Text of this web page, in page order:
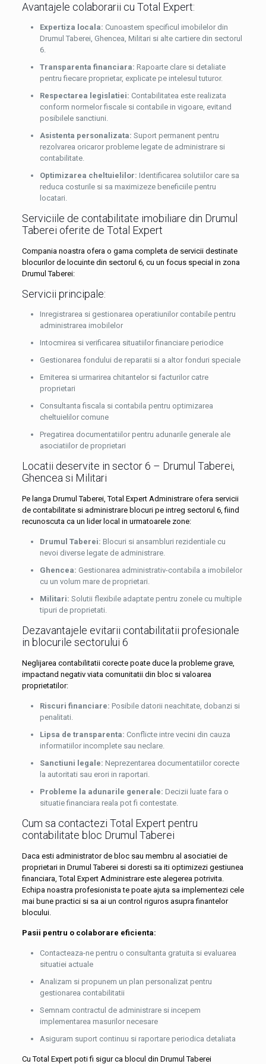
Avantajele colaborarii cu Total Expert:
Expertiza locala: Cunoastem specificul imobilelor din
Drumul Taberei, Ghencea, Militari si alte cartiere din sectorul
6.
Transparenta financiara: Rapoarte clare si detaliate
pentru fiecare proprietar, explicate pe intelesul tuturor.
Respectarea legislatiei: Contabilitatea este realizata
conform normelor fiscale si contabile in vigoare, evitand
posibilele sanctiuni.
Asistenta personalizata: Suport permanent pentru
rezolvarea oricaror probleme legate de administrare si
contabilitate.
Optimizarea cheltuielilor: Identificarea solutiilor care sa
reduca costurile si sa maximizeze beneficiile pentru
locatari.
Serviciile de contabilitate imobiliare din Drumul
Taberei oferite de Total Expert
Compania noastra ofera o gama completa de servicii destinate
blocurilor de locuinte din sectorul 6, cu un focus special in zona
Drumul Taberei:
Servicii principale:
Inregistrarea si gestionarea operatiunilor contabile pentru
administrarea imobilelor
Intocmirea si verificarea situatiilor financiare periodice
Gestionarea fondului de reparatii si a altor fonduri speciale
Emiterea si urmarirea chitantelor si facturilor catre
proprietari
Consultanta fiscala si contabila pentru optimizarea
cheltuielilor comune
Pregatirea documentatiilor pentru adunarile generale ale
asociatiilor de proprietari
Locatii deservite in sector 6 – Drumul Taberei,
Ghencea si Militari
Pe langa Drumul Taberei, Total Expert Administrare ofera servicii
de contabilitate si administrare blocuri pe intreg sectorul 6, fiind
recunoscuta ca un lider local in urmatoarele zone:
Drumul Taberei: Blocuri si ansambluri rezidentiale cu
nevoi diverse legate de administrare.
Ghencea: Gestionarea administrativ-contabila a imobilelor
cu un volum mare de proprietari.
Militari: Solutii flexibile adaptate pentru zonele cu multiple
tipuri de proprietati.
Dezavantajele evitarii contabilitatii profesionale
in blocurile sectorului 6
Neglijarea contabilitatii corecte poate duce la probleme grave,
impactand negativ viata comunitatii din bloc si valoarea
proprietatilor:
Riscuri financiare: Posibile datorii neachitate, dobanzi si
penalitati.
Lipsa de transparenta: Conflicte intre vecini din cauza
informatiilor incomplete sau neclare.
Sanctiuni legale: Neprezentarea documentatiilor corecte
la autoritati sau erori in raportari.
Probleme la adunarile generale: Decizii luate fara o
situatie financiara reala pot fi contestate.
Cum sa contactezi Total Expert pentru
contabilitate bloc Drumul Taberei
Daca esti administrator de bloc sau membru al asociatiei de
proprietari in Drumul Taberei si doresti sa iti optimizezi gestiunea
financiara, Total Expert Administrare este alegerea potrivita.
Echipa noastra profesionista te poate ajuta sa implementezi cele
mai bune practici si sa ai un control riguros asupra finantelor
blocului.
Pasii pentru o colaborare eficienta:
Contacteaza-ne pentru o consultanta gratuita si evaluarea
situatiei actuale
Analizam si propunem un plan personalizat pentru
gestionarea contabilitatii
Semnam contractul de administrare si incepem
implementarea masurilor necesare
Asiguram suport continuu si raportare periodica detaliata
Cu Total Expert poti fi sigur ca blocul din Drumul Taberei